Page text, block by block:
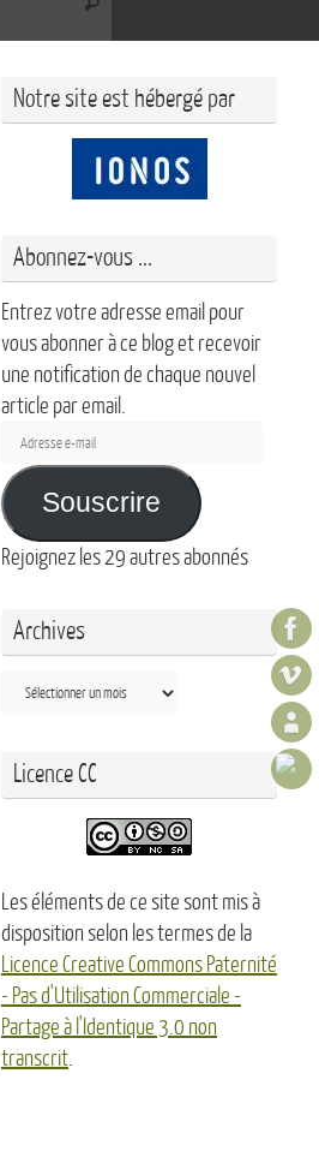
Notre site est hébergé par
Abonnez-vous ...
Entrez votre adresse email pour
vous abonner à ce blog et recevoir
une notification de chaque nouvel
article par email.
Adresse
e-
mail
Souscrire
Rejoignez les 29 autres abonnés
Archives
Archives
Licence CC
Les éléments de ce site sont mis à
disposition selon les termes de la
Licence Creative Commons Paternité
- Pas d'Utilisation Commerciale -
Partage à l'Identique 3.0 non
transcrit